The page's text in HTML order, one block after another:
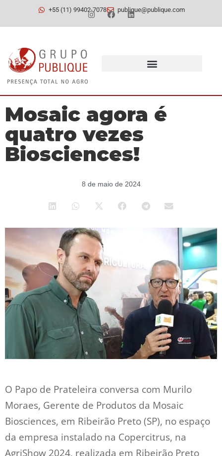
+55 (11) 99402-7078 publique@publique.com
Mosaic agora é
quatro vezes
Biosciences!
8 de maio de 2024
O Papo de Prateleira conversa com Murilo
Moraes, Gerente de Produtos da Mosaic
Biosciences, em Ribeirão Preto (SP), no espaço
da empresa instalado na Copercitrus, na
AgriShow 2024, realizada em Ribeirão Preto